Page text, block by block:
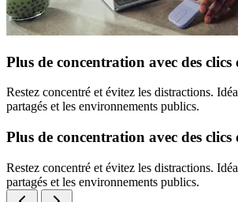
Plus de concentration avec des clics
Restez concentré et évitez les distractions.
partagés et les environnements publics.
Plus de concentration avec des clics
Restez concentré et évitez les distractions.
partagés et les environnements publics.